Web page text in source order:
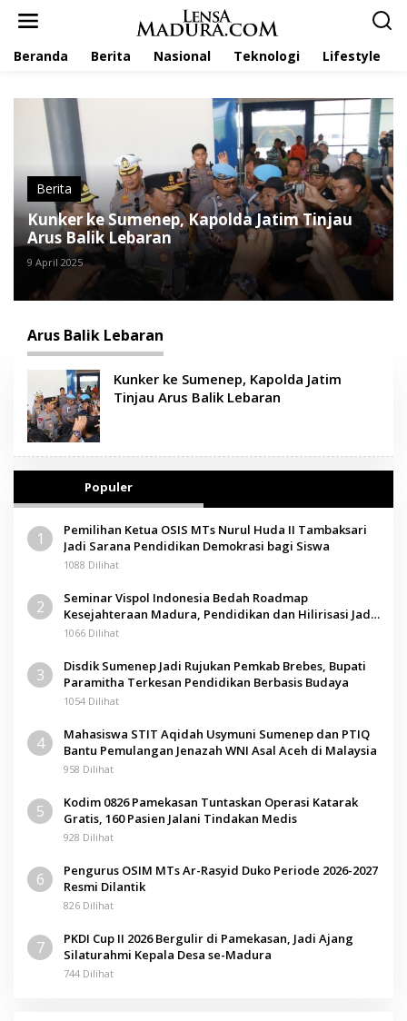
Beranda Berita Nasional Teknologi Lifestyle
Berita
Kunker ke Sumenep, Kapolda Jatim Tinjau
Arus Balik Lebaran
9 April 2025
Arus Balik Lebaran
Kunker ke Sumenep, Kapolda Jatim
Tinjau Arus Balik Lebaran
Populer
1
Pemilihan Ketua OSIS MTs Nurul Huda II Tambaksari
Jadi Sarana Pendidikan Demokrasi bagi Siswa
1088 Dilihat
2
Seminar Vispol Indonesia Bedah Roadmap
Kesejahteraan Madura, Pendidikan dan Hilirisasi Jadi
Kunci
1066 Dilihat
3
Disdik Sumenep Jadi Rujukan Pemkab Brebes, Bupati
Paramitha Terkesan Pendidikan Berbasis Budaya
1054 Dilihat
4
Mahasiswa STIT Aqidah Usymuni Sumenep dan PTIQ
Bantu Pemulangan Jenazah WNI Asal Aceh di Malaysia
958 Dilihat
5
Kodim 0826 Pamekasan Tuntaskan Operasi Katarak
Gratis, 160 Pasien Jalani Tindakan Medis
928 Dilihat
6
Pengurus OSIM MTs Ar-Rasyid Duko Periode 2026-2027
Resmi Dilantik
826 Dilihat
7
PKDI Cup II 2026 Bergulir di Pamekasan, Jadi Ajang
Silaturahmi Kepala Desa se-Madura
744 Dilihat